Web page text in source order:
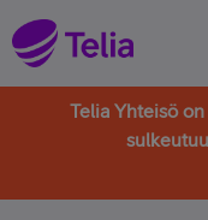
Telia Yhteisö